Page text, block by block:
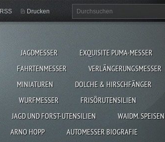
JAGDMESSER
EXQUISITE PUMA-MESSER
FAHRTENMESSER
VERLÄNGERUNGSMESSER
MINIATUREN
DOLCHE & HIRSCHFÄNGER
WURFMESSER
FRISÖRUTENSILIEN
JAGD UND FORST-UTENSILIEN
WAIDM. SPEISEN
ARNO HOPP
AUTOMESSER BIOGRAFIE
RSS Drucken